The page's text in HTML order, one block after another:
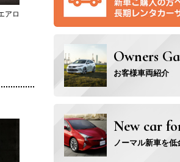
アロ
Owners
お客様車両紹介
New car
ノーマル新車を低